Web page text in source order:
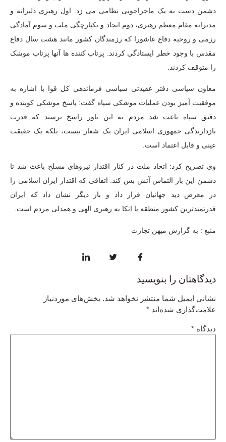
دشمن دست به یک ماجراجویی نظامی می زد. اول رهبری دلیرانه و
مدبرانه مقام معظم رهبری، دوم اتحاد و یکپارچگی ملت و سوم آمادگی
رزمی و روحیه دفاع عاشورا که رزمندگان کشور مانند هشت سال دفاع
مقدس با وجود خطر ایستادگی کردند. پرتاب کننده ها آنها پرتاب موشک
را متوقف کردند.
معاون سیاسی دفتر عقیدتی سیاسی فرماندهی کل قوا با اشاره به
موفقیت آمیز بودن عملیات موشکی سپاه گفت: پاسخ موشکی کوبنده و
دقیق سپاه باعث شد مردم به این باور راسخ برسند که قدرت
بازدارندگی جمهوری اسلامی ایران یک شعار نیست، بلکه یک حقیقت
عینی و قابل اعتماد است.
وی تصریح کرد: اتحاد ملت در کنار اقتدار نیروهای مسلح باعث شد تا
دشمن این بار التماس آتش بس کند. اتفاقی که اقتدار ایران اسلامی را
در معرض دید جهانیان قرار داد و بار دیگر نشان داد که ایران
قدرتمندترین کشور منطقه با اتکا به رهبری الهی و همدلی مردم است.
منبع : به گزارش میهن تجارت
دیدگاهتان را بنویسید
نشانی ایمیل شما منتشر نخواهد شد. بخش‌های موردنیاز
علامت‌گذاری شده‌اند *
دیدگاه *